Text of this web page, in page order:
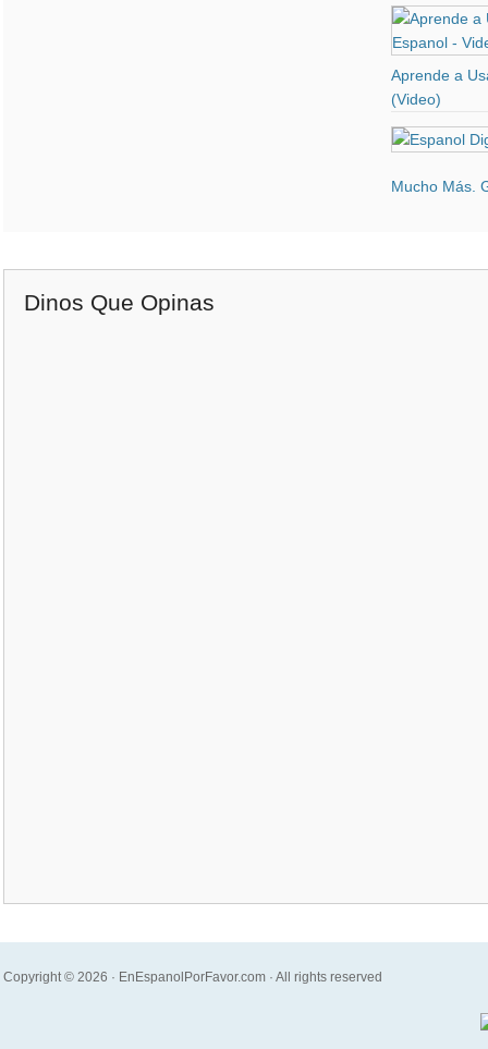
Aprende a
(Video)
Mucho Más.
Dinos Que Opinas
Copyright © 2026 · EnEspanolPorFavor.com · All rights reserved